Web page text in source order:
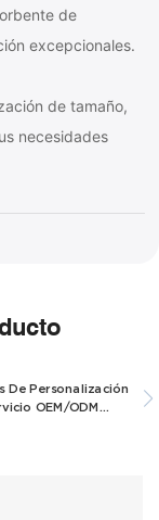
de
excepcionales.
de tamaño,
necesidades
De Personalización
OEM/ODM